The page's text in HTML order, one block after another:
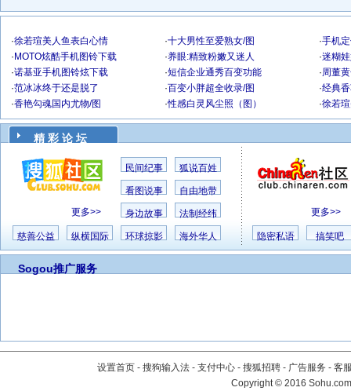
·徐若瑄美人鱼表白心情
· MOTO炫酷手机图铃下载
·诺基亚手机图铃炫下载
·范冰冰终于还是脱了
·香艳勾魂国内尤物/图
·十大男性至爱熟女/图
·养眼:精致粉嫩又迷人
·短信企业通秀百变功能
·百变小胖超全收录/图
·性感白灵风尘照（图）
·手机
·迷糊
·周董
·经典
·徐若
精 彩 论 坛
更多>>
民间纪事 狐说百姓
看图说事 自由地带
身边故事 法制经纬
慈善公益 纵横国际 环球掠影 海外华人
更多>>
隐密私语 搞笑吧
Sogou推广服务
设置首页 - 搜狗输入法 - 支付中心 - 搜狐招聘 - 广告服务 - 客
Copyright©2016